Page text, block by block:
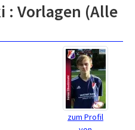
: Vorlagen (Alle
zum Profil